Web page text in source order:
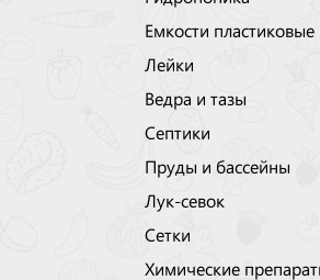
Емкости пластиковые
Лейки
Ведра и тазы
Септики
Пруды и бассейны
Лук-севок
Сетки
Химические